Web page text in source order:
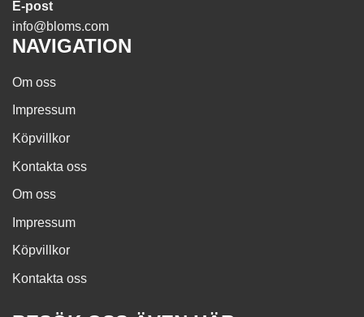
E-post
info@bloms.com
NAVIGATION
Om oss
Impressum
Köpvillkor
Kontakta oss
Om oss
Impressum
Köpvillkor
Kontakta oss